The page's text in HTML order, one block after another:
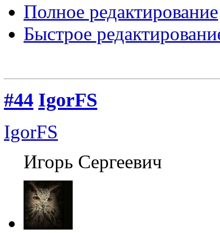
Полное редактирование
Быстрое
#44 IgorFS
IgorFS
Игорь Сергеевич